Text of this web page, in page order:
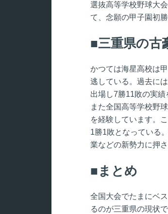
選抜高等学校野球大
て、念願の甲子園初
三重県の
かつては海星高校は
逃している。過去に
出場し7勝11敗の実績
また全国高等学校野
を経験しています。
1勝1敗となっている
業などの新勢力に押
まとめ
全国大会でたまにベ
るのが三重県の現状